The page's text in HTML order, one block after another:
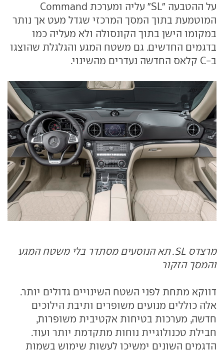
על ההטבעה "SL" עליה ומערכת Command
המוטמעת בתוך המסך המרכזי שגדל מעט אך נותר
במקומו הישן בתוך הקונסולה ולא מעליה כמו
בדגמים החדשים. גם משטח המגע והגלגלת שהוצגו
ב-C קלאס החדשה נעדרים מהשינוי.
מרצדס SL. תא הנוסעים מסתדר בלי משטח המגע
והמסך הזקור
דווקא מתחת לפני השטח השינויים גדולים יותר.
אלה כוללים מנועים משופרים ותיבת הילוכים
חדשה, מערכות בטיחות אקטיבית משופרות,
חבילת טכנולוגיית נוחות מתקדמת יותר ועוד.
הדגמים השונים ימשיכו לעשות שימוש בשמות